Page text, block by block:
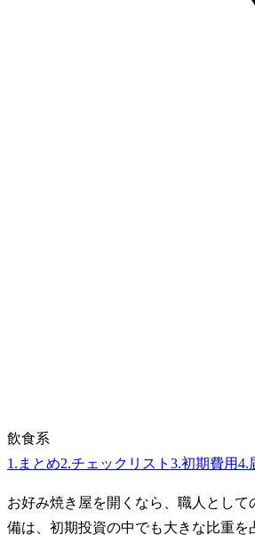
飲食系
1 . まとめ2.チェックリスト 3.初期費用4.
お好み焼き屋を開くなら、職人とし
備は、初期投資の中でも大きな比重